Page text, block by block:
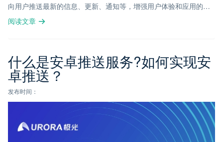
向用户推送最新的信息、更新、通知等，增强用户体验和应用的互
动性。
阅读文章
什么是安卓推送服务?如何实现安
卓推送？
发布时间：